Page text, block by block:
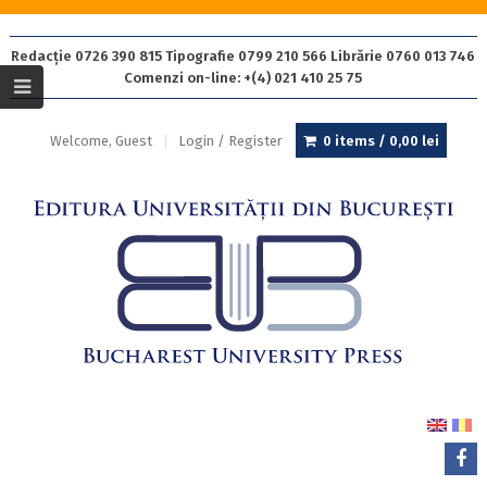
Redacție 0726 390 815 Tipografie 0799 210 566 Librărie 0760 013 746
Comenzi on-line: +(4) 021 410 25 75
Welcome, Guest Login / Register 0 items / 0,00 lei